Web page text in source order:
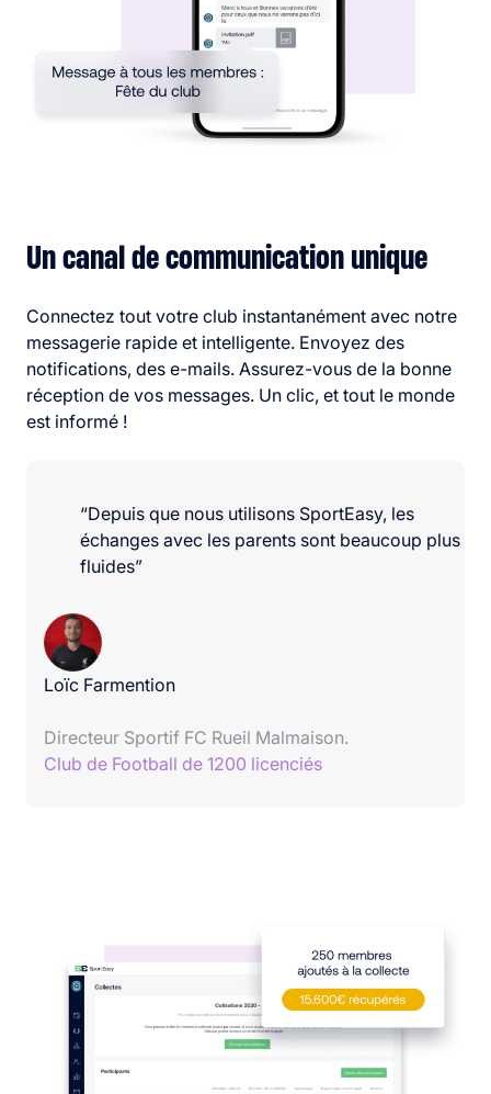
Un canal de communication unique
Connectez tout votre club instantanément avec notre
messagerie rapide et intelligente. Envoyez des
notifications, des e-mails. Assurez-vous de la bonne
réception de vos messages. Un clic, et tout le monde
est informé !
“Depuis que nous utilisons SportEasy, les
échanges avec les parents sont beaucoup plus
fluides”
Loïc Farmention
Directeur Sportif FC Rueil Malmaison.
Club de Football de 1200 licenciés